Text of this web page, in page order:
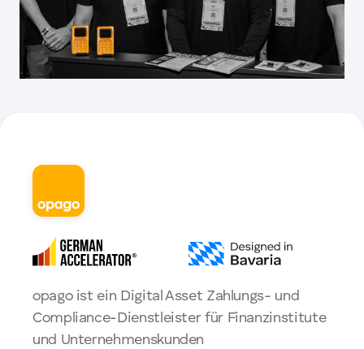
opago ist ein Digital Asset Zahlungs- und
Compliance-Dienstleister für Finanzinstitute
und Unternehmenskunden